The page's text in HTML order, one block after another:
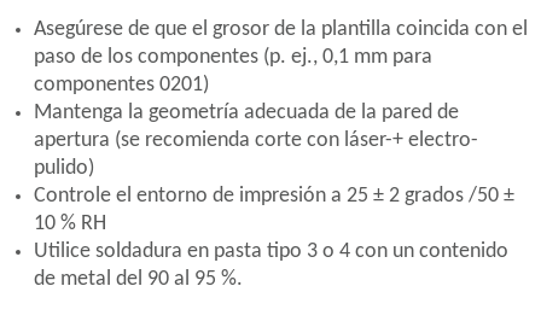
Asegúrese de que el grosor de la plantilla coincida con el
paso de los componentes (p. ej., 0,1 mm para
componentes 0201)
Mantenga la geometría adecuada de la pared de
apertura (se recomienda corte con láser-+ electro-
pulido)
Controle el entorno de impresión a 25 ± 2 grados /50 ±
10 % RH
Utilice soldadura en pasta tipo 3 o 4 con un contenido
de metal del 90 al 95 %.